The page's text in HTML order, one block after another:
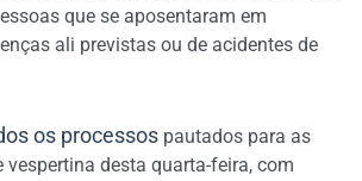
que se aposentaram em
ali previstas ou de acidentes de
os processos pautados para as
vespertina desta quarta-feira, com